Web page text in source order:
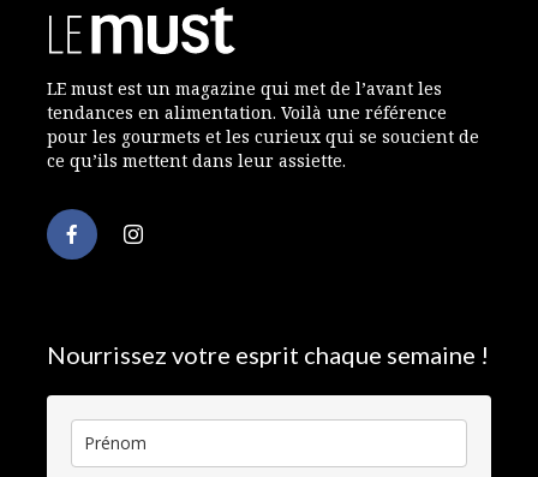
LE must est un magazine qui met de l’avant les
tendances en alimentation. Voilà une référence
pour les gourmets et les curieux qui se soucient de
ce qu’ils mettent dans leur assiette.
Nourrissez votre esprit chaque semaine !